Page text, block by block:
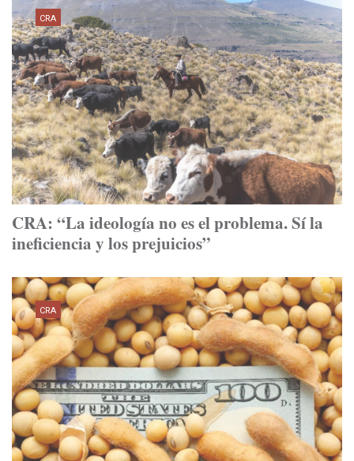
CRA
CRA: “La ideología no es el problema. Sí la
ineficiencia y los prejuicios”
CRA